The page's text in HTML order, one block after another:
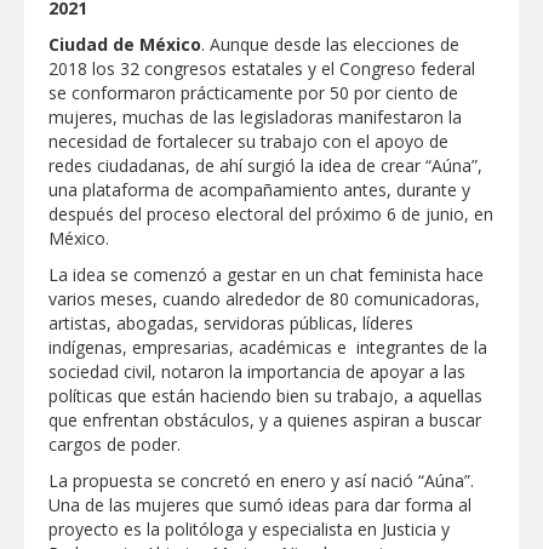
CONAEDU sobre redes sociales y
escuelas militarizadas
AVANZAN TRABAJOS DE
MODERNIZACIÓN EN AVENIDA
REFORMA; GOBIERNO MUNICIPAL
MANTIENE EL RITMO DE LAS OBRAS
PRIORITARIAS
Atendió Protección Civil de Reynosa
reportes ante lluvias
IMPULSA GESTIÓN AMBIENTAL
HACIENDA SAN AGUSTÍN
Asegura alcalde de Reynosa buen
funcionamiento de Presa El Águila
GOBIERNO MUNICIPAL Y ESTATAL
CELEBRARÁN FERIA DEL EMPLEO EL
PRÓXIMO 18 DE AGOSTO
con más de 6 mil 900 colocaciones en
Tamaulipas
Anunciaron Gobierno Municipal,
PROFECO y CANACO: Feria de Regreso a
2021
Ciudad de México. Aunque desde las elecciones de
2018 los 32 congresos estatales y el Congreso federal
se conformaron prácticamente por 50 por ciento de
mujeres, muchas de las legisladoras manifestaron la
necesidad de fortalecer su trabajo con el apoyo de
redes ciudadanas, de ahí surgió la idea de crear “Aúna”,
una plataforma de acompañamiento antes, durante y
después del proceso electoral del próximo 6 de junio, en
México.
La idea se comenzó a gestar en un chat feminista hace
varios meses, cuando alrededor de 80 comunicadoras,
artistas, abogadas, servidoras públicas, líderes
indígenas, empresarias, académicas e integrantes de la
sociedad civil, notaron la importancia de apoyar a las
políticas que están haciendo bien su trabajo, a aquellas
que enfrentan obstáculos, y a quienes aspiran a buscar
cargos de poder.
La propuesta se concretó en enero y así nació “Aúna”.
Una de las mujeres que sumó ideas para dar forma al
proyecto es la politóloga y especialista en Justicia y